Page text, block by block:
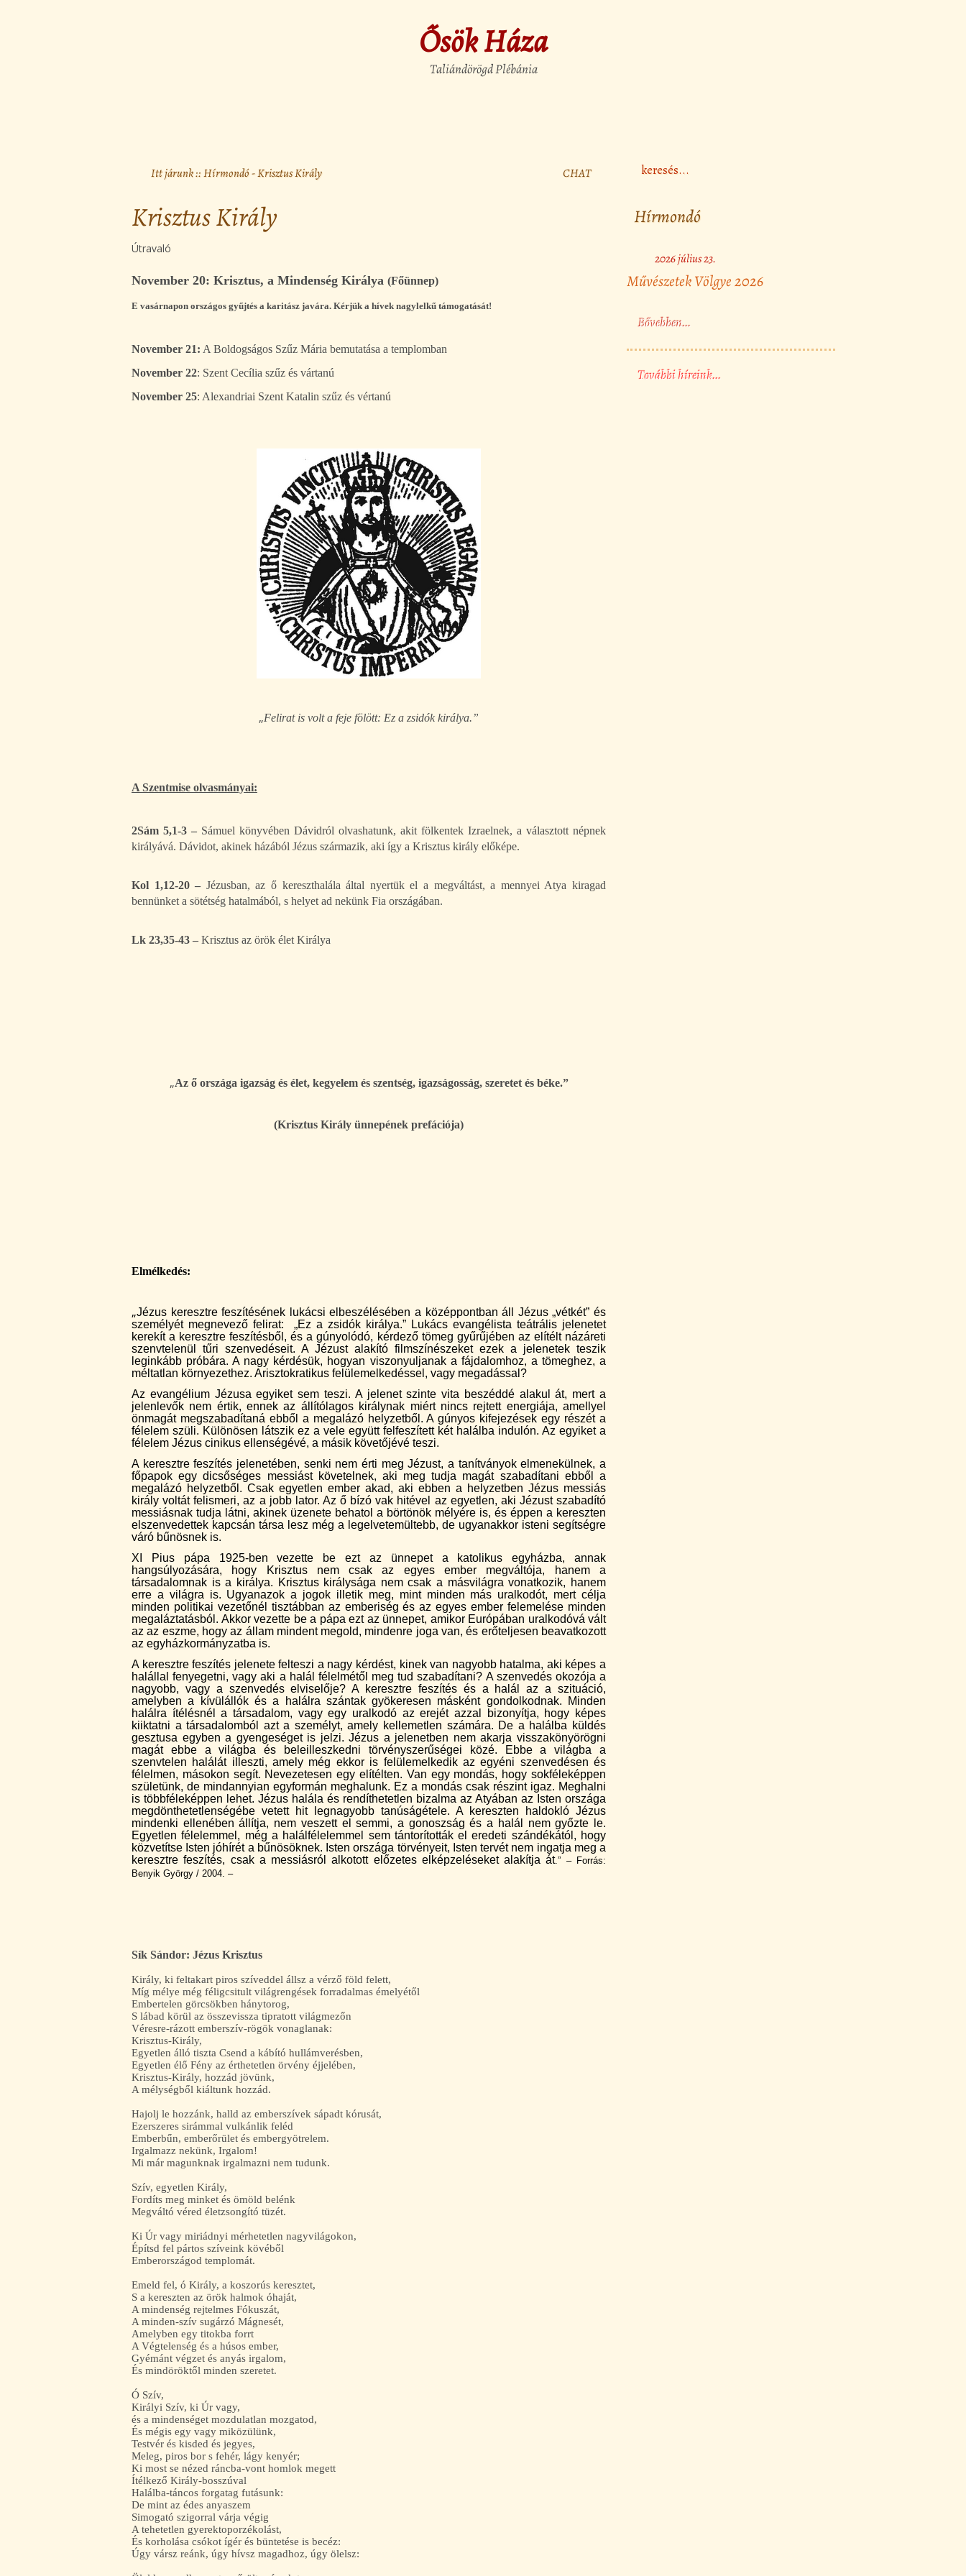
Ősök Háza
Taliándörögd Plébánia
Itt járunk ::Hírmondó- Krisztus Király CHAT
Krisztus Király
Útravaló
November 20: Krisztus, a Mindenség Királya (Főünnep)
E vasárnapon országos gyűjtés a karitász javára. Kérjük a hívek nagylelkű támogatását!
November 21: A Boldogságos Szűz Mária bemutatása a templomban
November 22: Szent Cecília szűz és vártanú
November 25: Alexandriai Szent Katalin szűz és vértanú
„Felirat is volt a feje fölött: Ez a zsidók királya.”
A Szentmise olvasmányai:
2Sám 5,1-3 – Sámuel könyvében Dávidról olvashatunk, akit fölkentek Izraelnek, a választott népnek
királyává. Dávidot, akinek házából Jézus származik, aki így a Krisztus király előképe.
Kol 1,12-20 – Jézusban, az ő kereszthalála által nyertük el a megváltást, a mennyei Atya kiragad
bennünket a sötétség hatalmából, s helyet ad nekünk Fia országában.
Lk 23,35-43 – Krisztus az örök élet Királya
„Az ő országa igazság és élet, kegyelem és szentség, igazságosság, szeretet és béke.”
(Krisztus Király ünnepének prefációja)
Elmélkedés:
„Jézus keresztre feszítésének lukácsi elbeszélésében a középpontban áll Jézus „vétkét” és
személyét megnevező felirat:
„Ez a zsidók királya.” Lukács evangélista teátrális jelenetet
kerekít a keresztre feszítésből, és a gúnyolódó, kérdező tömeg gyűrűjében az elítélt názáreti
szenvtelenül tűri szenvedéseit. A Jézust alakító filmszínészeket ezek a jelenetek teszik
leginkább próbára. A nagy kérdésük, hogyan viszonyuljanak a fájdalomhoz, a tömeghez, a
méltatlan környezethez. Arisztokratikus felülemelkedéssel, vagy megadással?
Az evangélium Jézusa egyiket sem teszi. A jelenet szinte vita beszéddé alakul át, mert a
jelenlevők nem értik, ennek az állítólagos királynak miért nincs rejtett energiája, amellyel
önmagát megszabadítaná ebből a megalázó helyzetből. A gúnyos kifejezések egy részét a
félelem szüli. Különösen látszik ez a vele együtt felfeszített két halálba indulón. Az egyiket a
félelem Jézus cinikus ellenségévé, a másik követőjévé teszi.
A keresztre feszítés jelenetében, senki nem érti meg Jézust, a tanítványok elmenekülnek, a
főpapok egy dicsőséges messiást követelnek, aki meg tudja magát szabadítani ebből a
megalázó helyzetből. Csak egyetlen ember akad, aki ebben a helyzetben Jézus messiás
király voltát felismeri, az a jobb lator. Az ő bízó vak hitével az egyetlen, aki Jézust szabadító
messiásnak tudja látni, akinek üzenete behatol a börtönök mélyére is, és éppen a kereszten
elszenvedettek kapcsán társa lesz még a legelvetemültebb, de ugyanakkor isteni segítségre
váró bűnösnek is.
XI Pius pápa 1925-ben vezette be ezt az ünnepet a katolikus egyházba, annak
hangsúlyozására, hogy Krisztus nem csak az egyes ember megváltója, hanem a
társadalomnak is a királya. Krisztus királysága nem csak a másvilágra vonatkozik, hanem
erre a világra is. Ugyanazok a jogok illetik meg, mint minden más uralkodót, mert célja
minden politikai vezetőnél tisztábban az emberiség és az egyes ember felemelése minden
megaláztatásból. Akkor vezette be a pápa ezt az ünnepet, amikor Európában uralkodóvá vált
az az eszme, hogy az állam mindent megold, mindenre joga van, és erőteljesen beavatkozott
az egyházkormányzatba is.
A keresztre feszítés jelenete felteszi a nagy kérdést, kinek van nagyobb hatalma, aki képes a
halállal fenyegetni, vagy aki a halál félelmétől meg tud szabadítani? A szenvedés okozója a
nagyobb, vagy a szenvedés elviselője? A keresztre feszítés és a halál az a szituáció,
amelyben a kívülállók és a halálra szántak gyökeresen másként gondolkodnak. Minden
halálra ítélésnél a társadalom, vagy egy uralkodó az erejét azzal bizonyítja, hogy képes
kiiktatni a társadalomból azt a személyt, amely kellemetlen számára. De a halálba küldés
gesztusa egyben a gyengeséget is jelzi. Jézus a jelenetben nem akarja visszakönyörögni
magát ebbe a világba és beleilleszkedni törvényszerűségei közé. Ebbe a világba a
szenvtelen halálát illeszti, amely még ekkor is felülemelkedik az egyéni szenvedésen és
félelmen, másokon segít. Nevezetesen egy elítélten. Van egy mondás, hogy sokféleképpen
születünk, de mindannyian egyformán meghalunk. Ez a mondás csak részint igaz. Meghalni
is többféleképpen lehet. Jézus halála és rendíthetetlen bizalma az Atyában az Isten országa
megdönthetetlenségébe vetett hit legnagyobb tanúságétele. A kereszten haldokló Jézus
mindenki ellenében állítja, nem veszett el semmi, a gonoszság és a halál nem győzte le.
Egyetlen félelemmel, még a halálfélelemmel sem tántorították el eredeti szándékától, hogy
közvetítse Isten jóhírét a bűnösöknek. Isten országa törvényeit, Isten tervét nem ingatja meg a
keresztre feszítés, csak a messiásról alkotott előzetes elképzeléseket alakítja át.” – Forrás:
Benyik György / 2004. –
Sík Sándor: Jézus Krisztus
Király, ki feltakart piros szíveddel állsz a vérző föld felett,
Míg mélye még féligcsitult világrengések forradalmas émelyétől
Embertelen görcsökben hánytorog,
S lábad körül az összevissza tipratott világmezőn
Véresre-rázott emberszív-rögök vonaglanak:
Krisztus-Király,
Egyetlen álló tiszta Csend a kábító hullámverésben,
Egyetlen élő Fény az érthetetlen örvény éjjelében,
Krisztus-Király, hozzád jövünk,
A mélységből kiáltunk hozzád.
Hajolj le hozzánk, halld az emberszívek sápadt kórusát,
Ezerszeres sirámmal vulkánlik feléd
Emberbűn, emberőrület és embergyötrelem.
Irgalmazz nekünk, Irgalom!
Mi már magunknak irgalmazni nem tudunk.
Szív, egyetlen Király,
Fordíts meg minket és ömöld belénk
Megváltó véred életzsongító tüzét.
Ki Úr vagy miriádnyi mérhetetlen nagyvilágokon,
Építsd fel pártos szíveink kövéből
Emberországod templomát.
Emeld fel, ó Király, a koszorús keresztet,
S a kereszten az örök halmok óhaját,
A mindenség rejtelmes Fókuszát,
A minden-szív sugárzó Mágnesét,
Amelyben egy titokba forrt
A Végtelenség és a húsos ember,
Gyémánt végzet és anyás irgalom,
És mindöröktől minden szeretet.
Ó Szív,
Királyi Szív, ki Úr vagy,
és a mindenséget mozdulatlan mozgatod,
És mégis egy vagy miközülünk,
Testvér és kisded és jegyes,
Meleg, piros bor s fehér, lágy kenyér;
Ki most se nézed ráncba-vont homlok megett
Ítélkező Király-bosszúval
Halálba-táncos forgatag futásunk:
De mint az édes anyaszem
Simogató szigorral várja végig
A tehetetlen gyerektoporzékolást,
És korholása csókot ígér és büntetése is becéz:
Úgy vársz reánk, úgy hívsz magadhoz, úgy ölelsz:
Hírmondó
2026 július 23.
Művészetek Völgye 2026
Bővebben...
További híreink...